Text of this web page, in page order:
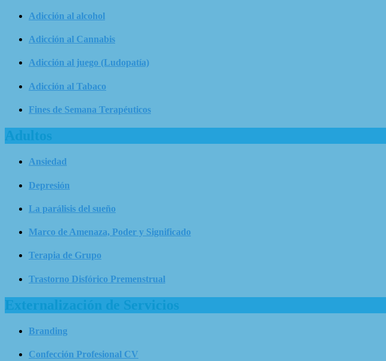
Adicción al alcohol
Adicción al Cannabis
Adicción al juego (Ludopatía)
Adicción al Tabaco
Fines de Semana Terapéuticos
Adultos
Ansiedad
Depresión
La parálisis del sueño
Marco de Amenaza, Poder y Significado
Terapia de Grupo
Trastorno Disfórico Premenstrual
Externalización de Servicios
Branding
Confección Profesional CV